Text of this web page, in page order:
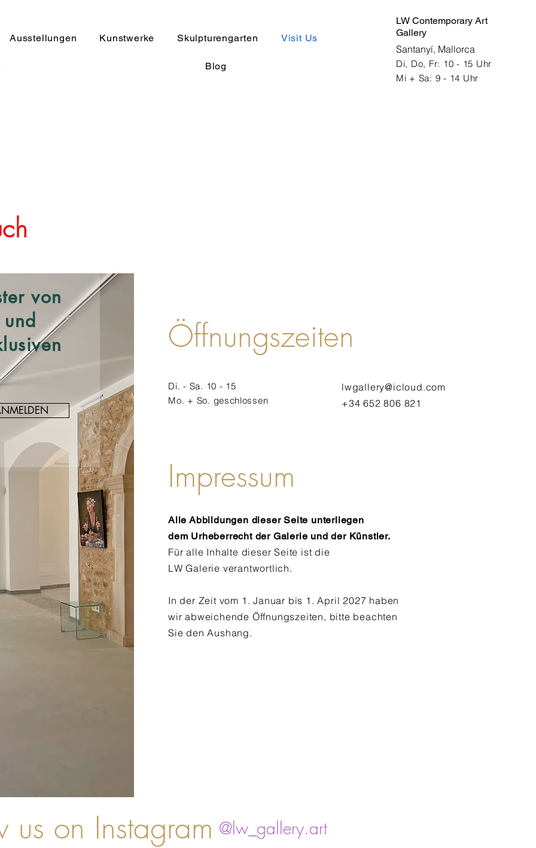
LW Contemporary Art
Gallery
Santanyí, Mallorca
Di, Do, Fr: 10 - 15 Uhr
Mi + Sa: 9 - 14 Uhr
Ausstellungen Kunstwerke Skulpturengarten Visit Us
Blog
von
Öffnungszeiten
Di. - Sa. 10 - 15
Mo. + So. geschlossen
lwgallery@icloud.com
+34 652 806 821
Impressum
Alle Abbildungen dieser Seite unterliegen
dem Urheberrecht der Galerie und der Künstler.
Für alle Inhalte dieser Seite ist die
LWGalerie verantwortlich.
In der Zeit vom 1. Januar bis 1. April 2027 haben
wir abweichende Öffnungszeiten, bitte beachten
Sie denAushang.
us on Instagram @lw_gallery.art